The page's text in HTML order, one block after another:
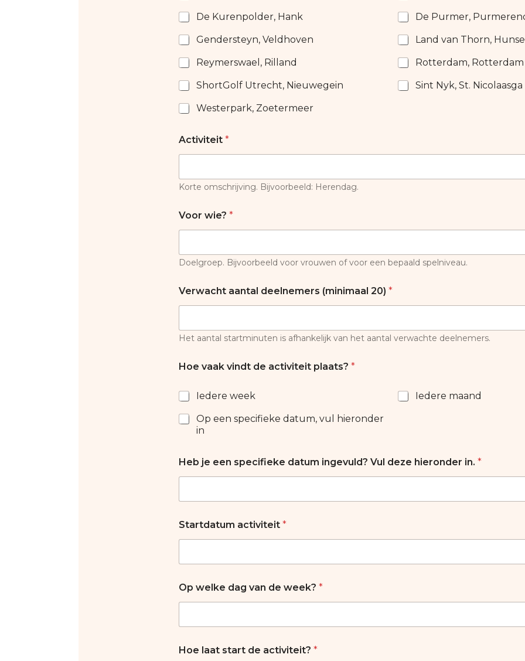
De Kurenpolder, Hank De Purmer,
Gendersteyn, Veldhoven Land van Thorn,
Reymerswael, Rilland Rotterdam, Rotterdam
ShortGolf Utrecht, Nieuwegein Sint Nyk, St. Nicolaasga
Westerpark, Zoetermeer
Activiteit *
Korte omschrijving. Bijvoorbeeld: Herendag.
Voor wie? *
Doelgroep. Bijvoorbeeld voor vrouwen of voor een bepaald spelniveau.
Verwacht aantal deelnemers (minimaal 20) *
Het aantal startminuten is afhankelijk van het aantal verwachte deelnemers.
Hoe vaak vindt de activiteit plaats? *
Iedere week Iedere maand
Op een specifieke datum, vul hieronder
in
Heb je een specifieke datum ingevuld? Vul deze hieronder in. *
Startdatum activiteit *
Op welke dag van de week? *
Hoe laat start de activiteit? *